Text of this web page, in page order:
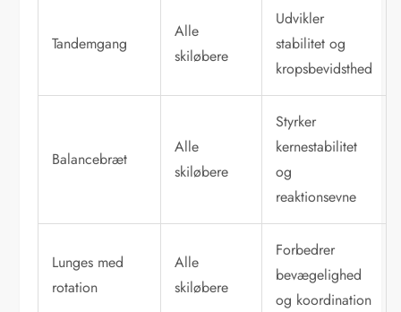
Tandemgang
Alle
skiløbere
Udvikler
stabilitet og
kropsbevidsthed
Balancebræt
Alle
skiløbere
Styrker
kernestabilitet
og
reaktionsevne
Lunges med
rotation
Alle
skiløbere
Forbedrer
bevægelighed
og koordination